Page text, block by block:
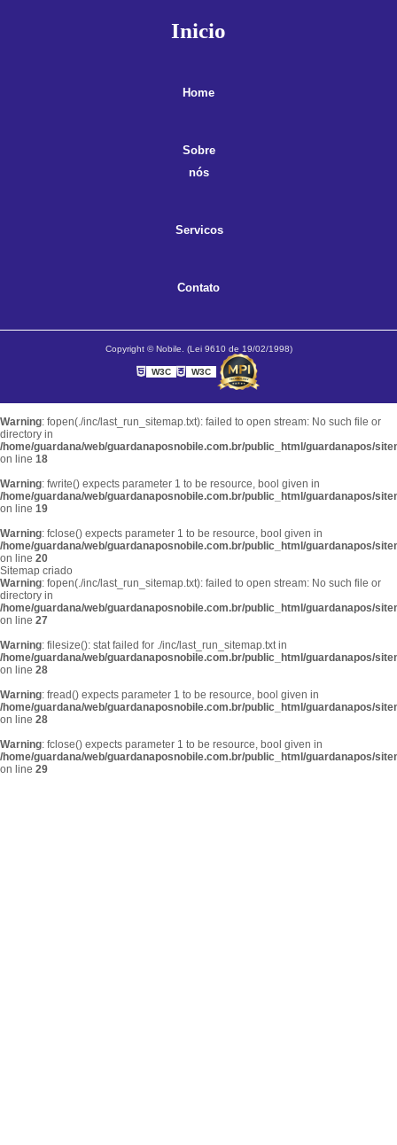
Inicio
Home
Sobre
nós
Servicos
Contato
Copyright © Nobile. (Lei 9610 de 19/02/1998)
W3C W3C
Warning: fopen(./inc/last_run_sitemap.txt): failed to open stream: No such file or
directory in
/home/guardana/web/guardanaposnobile.com.br/public_html/guardanapos/
on line 18
Warning: fwrite() expects parameter 1 to be resource, bool given in
/home/guardana/web/guardanaposnobile.com.br/public_html/guardanapos/
on line 19
Warning: fclose() expects parameter 1 to be resource, bool given in
/home/guardana/web/guardanaposnobile.com.br/public_html/guardanapos/
on line 20
Sitemap criado
Warning: fopen(./inc/last_run_sitemap.txt): failed to open stream: No such file or
directory in
/home/guardana/web/guardanaposnobile.com.br/public_html/guardanapos/
on line 27
Warning: filesize(): stat failed for ./inc/last_run_sitemap.txt in
/home/guardana/web/guardanaposnobile.com.br/public_html/guardanapos/
on line 28
Warning: fread() expects parameter 1 to be resource, bool given in
/home/guardana/web/guardanaposnobile.com.br/public_html/guardanapos/
on line 28
Warning: fclose() expects parameter 1 to be resource, bool given in
/home/guardana/web/guardanaposnobile.com.br/public_html/guardanapos/
on line 29